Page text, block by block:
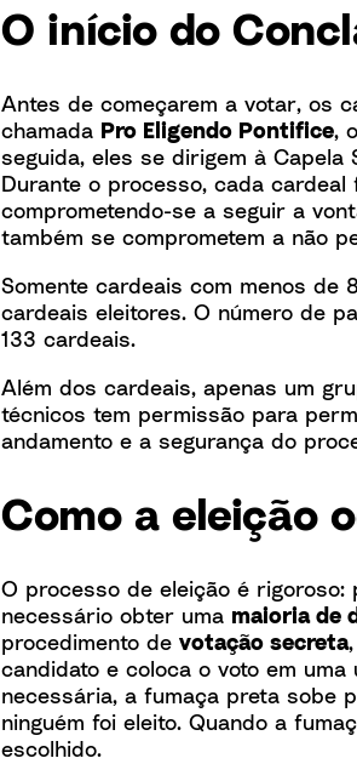
O início do
Antes de começarem a votar, os
chamada Pro Eligendo Pontifice,
seguida, eles se dirigem à Capela
Durante o processo, cada
comprometendo-se a seguir a
também se comprometem a não
Somente cardeais com menos de
cardeais eleitores. O número de
133 cardeais.
Além dos cardeais, apenas um
técnicos tem permissão para
andamento e a segurança do
Como a eleição
O processo de eleição é rigoroso:
necessário obter uma maioria de
procedimento de votação secreta
candidato e coloca o voto em
necessária, a fumaça preta sobe
ninguém foi eleito. Quando a
escolhido.